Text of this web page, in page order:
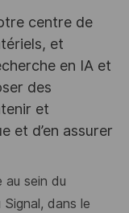
centre de
et
en IA et
des
et
et d’en assurer
au sein du
dans le